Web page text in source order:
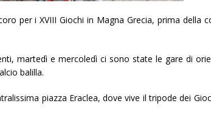
per i XVIII Giochi in Magna Grecia, prima della
martedì e mercoledì ci sono state le gare di
balilla.
piazza Eraclea, dove vive il tripode dei